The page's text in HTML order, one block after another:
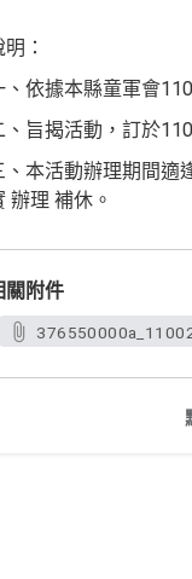
：
、依據本縣童軍會
、旨揭活動，訂於
、本活動辦理期間適
辦理 補休。
關附件